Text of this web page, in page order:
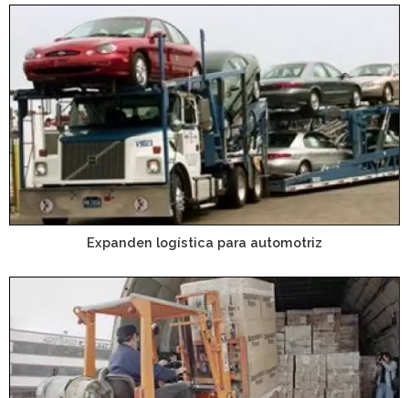
Expanden logística para automotriz